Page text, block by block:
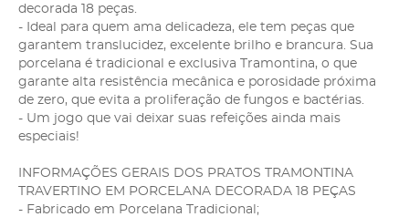
decorada 18 peças.
- Ideal para quem ama delicadeza, ele tem peças que
garantem translucidez, excelente brilho e brancura. Sua
porcelana é tradicional e exclusiva Tramontina, o que
garante alta resistência mecânica e porosidade próxima
de zero, que evita a proliferação de fungos e bactérias.
- Um jogo que vai deixar suas refeições ainda mais
especiais!
INFORMAÇÕES GERAIS DOS PRATOS TRAMONTINA
TRAVERTINO EM PORCELANA DECORADA 18 PEÇAS
- Fabricado em Porcelana Tradicional;